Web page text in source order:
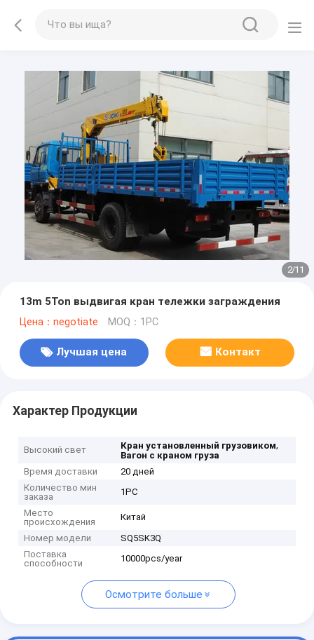
2/11
13m 5Ton выдвигая кран тележки заграждения
Цена：negotiate MOQ：1PC
Лучшая цена Контакт
Характер Продукции
Высокий свет Кран установленный грузовиком,
Вагон с краном груза
Время доставки
20 дней
Количество мин
заказа
1PC
Место
происхождения
Китай
Номер модели
SQ5SK3Q
Поставка
способности
10000pcs/year
Осмотрите больше